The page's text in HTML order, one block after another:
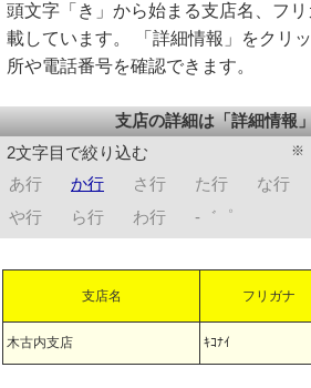
頭文字「き」から始まる支店名、フ
載しています。 「詳細情報」をクリ
所や電話番号を確認できます。
支店の詳細は「詳細情報
2文字目で絞り込む
※
あ行 か行 さ行 た行 な行
や行
ら行 わ行 -゛゜
支店名 フリガナ
木古内支店 ｷｺﾅｲ